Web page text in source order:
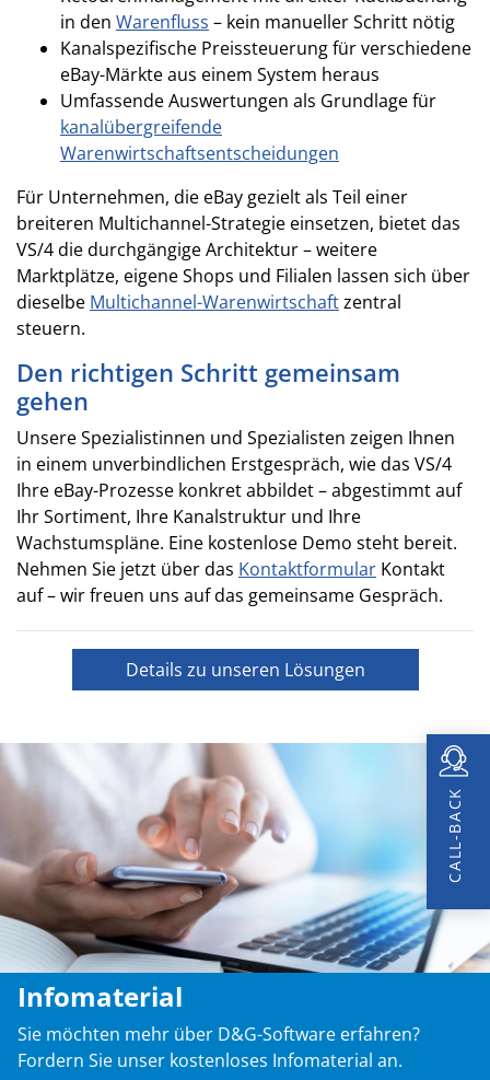
CALL-BACK
in den Warenfluss – kein manueller Schritt nötig
Kanalspezifische Preissteuerung für verschiedene
eBay-Märkte aus einem System heraus
Umfassende Auswertungen als Grundlage für
kanalübergreifende
Warenwirtschaftsentscheidungen
Für Unternehmen, die eBay gezielt als Teil einer
breiteren Multichannel-Strategie einsetzen, bietet das
VS/4 die durchgängige Architektur – weitere
Marktplätze, eigene Shops und Filialen lassen sich über
dieselbe Multichannel-Warenwirtschaftzentral
steuern.
Den richtigen Schritt gemeinsam
gehen
Unsere Spezialistinnen und Spezialisten zeigen Ihnen
in einem unverbindlichen Erstgespräch, wie das VS/4
Ihre eBay-Prozesse konkret abbildet – abgestimmt auf
Ihr Sortiment, Ihre Kanalstruktur und Ihre
Wachstumspläne. Eine kostenlose Demo steht bereit.
Nehmen Sie jetzt über das Kontaktformular Kontakt
auf – wir freuen uns auf das gemeinsame Gespräch.
Details zu unseren Lösungen
Infomaterial
Sie möchten mehr über D&G-Software erfahren?
Fordern Sie unser kostenloses Infomaterial an.